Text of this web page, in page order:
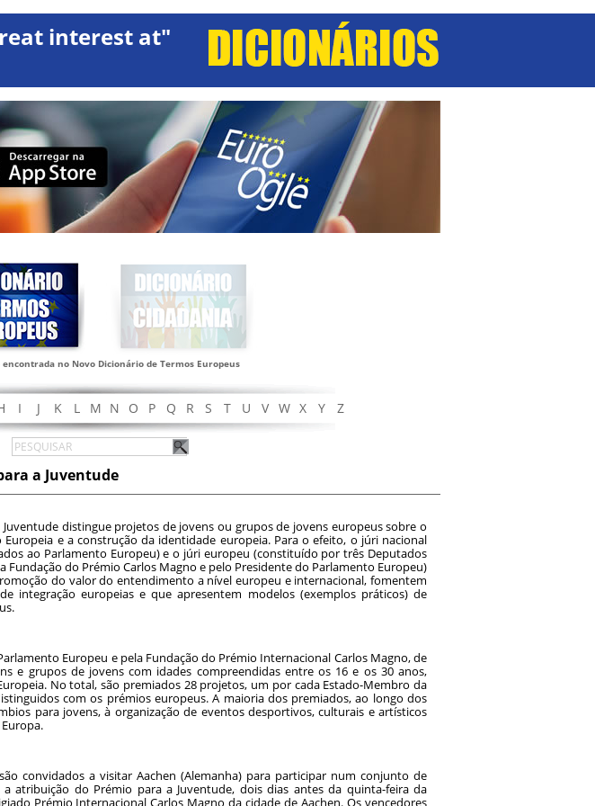
interest at"
encontrada no Novo Dicionário de Termos Europeus
I J K L M N O P Q R S T U V W X Y Z
a Juventude
distingue projetos de jovens ou grupos de jovens europeus sobre o
e a construção da identidade europeia. Para o efeito, o júri nacional
ao Parlamento Europeu) e o júri europeu (constituído por três Deputados
do Prémio Carlos Magno e pelo Presidente do Parlamento Europeu)
do valor do entendimento a nível europeu e internacional, fomentem
integração europeias e que apresentem modelos (exemplos práticos) de
Europeu e pela Fundação do Prémio Internacional Carlos Magno, de
e grupos de jovens com idades compreendidas entre os 16 e os 30 anos,
No total, são premiados 28 projetos, um por cada Estado-Membro da
com os prémios europeus. A maioria dos premiados, ao longo dos
para jovens, à organização de eventos desportivos, culturais e artísticos
convidados a visitar Aachen (Alemanha) para participar num conjunto de
atribuição do Prémio para a Juventude, dois dias antes da quinta-feira da
Prémio Internacional Carlos Magno da cidade de Aachen. Os vencedores